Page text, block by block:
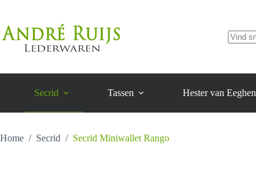
de
inhoud
Secrid Tassen Hester van Eeghen
Home / Secrid / Secrid Miniwallet Rango